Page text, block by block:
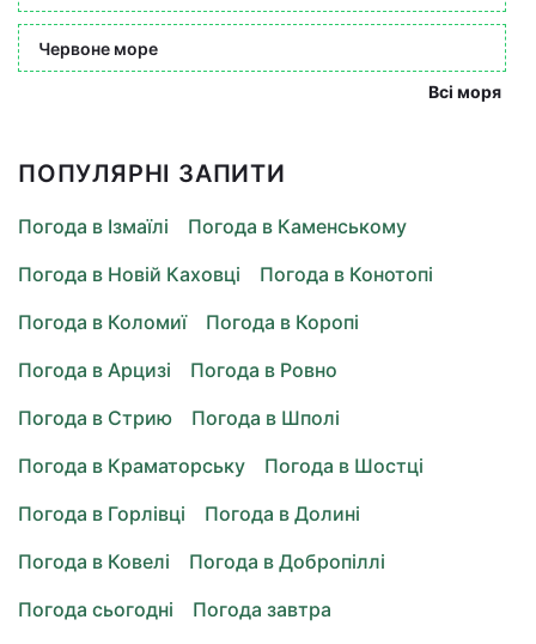
Червоне море
Всі моря
ПОПУЛЯРНІ ЗАПИТИ
Погода в Ізмаїлі
Погода в Каменському
Погода в Новій Каховці
Погода в Конотопі
Погода в Коломиї
Погода в Коропі
Погода в Арцизі
Погода в Ровно
Погода в Стрию
Погода в Шполі
Погода в Краматорську
Погода в Шостці
Погода в Горлівці
Погода в Долині
Погода в Ковелі
Погода в Добропіллі
Погода сьогодні
Погода завтра